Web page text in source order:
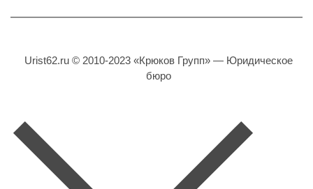
Urist62.ru © 2010-2023 «Крюков Групп» — Юридическое
бюро